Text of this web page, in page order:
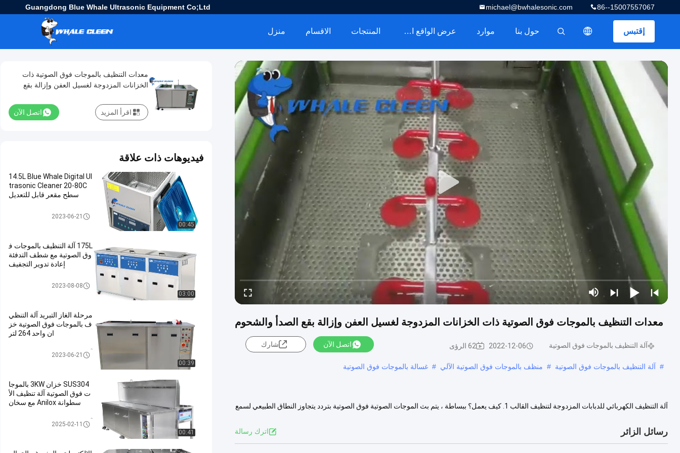
Guangdong Blue Whale Ultrasonic Equipment Co;Ltd 86--15007557067
michael@bwhalesonic.com
إقتبس
描述
منزل الاقسام المنتجات عرض الواقع الافتراضي موارد حول بنا
معدات التنظيف بالموجات فوق الصوتية ذات الخزانات المزدوجة لغسيل العفن وإزالة بقع الصدأ والشحوم
آلة التنظيف بالموجات فوق الصوتية 2022-12-06 62 الرؤى اتصل الآن شارك
# آلة التنظيف بالموجات فوق الصوتية # منظف بالموجات فوق الصوتية الآلي # غسالة بالموجات فوق الصوتية
آلة التنظيف الكهربائي للدبابات المزدوجة لتنظيف القالب 1. كيف يعمل؟ ببساطة ، يتم بث الموجات الصوتية فوق الصوتية بتردد يتجاوز النطاق الطبيعي لسمع
رسائل الزائر اترك رسالة
معدات التنظيف بالموجات فوق الصوتية ذات
الخزانات المزدوجة لغسيل العفن وإزالة بقع
اتصل الآن اقرأ المزيد
فيديوهات ذات علاقة
00:45
14.5L Blue Whale Digital Ul
trasonic Cleaner 20-80C
سطح مقعر قابل للتعديل
منظف ​​بالموجات فوق الصوتية الر
2023-06-21
03:00
175L آلة التنظيف بالموجات ف
وق الصوتية مع شطف التدفئة
إعادة تدوير التجفيف
منظف ​​بالموجات فوق الصوتية الص
2023-08-08
00:39
مرحلة الغاز التبريد آلة التنظي
ف بالموجات فوق الصوتية خز
ان واحد 264 لتر
آلة التنظيف بالموجات فوق الصوت
2023-06-21
00:41
SUS304 خزان 3KW بالموجا
ت فوق الصوتية آلة تنظيف الأ
سطوانة Anilox مع سخان
آلة التنظيف بالموجات فوق الصوت
2025-02-11